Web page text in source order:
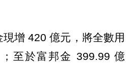
增 420 億元，將全數用
至於富邦金 399.99 億